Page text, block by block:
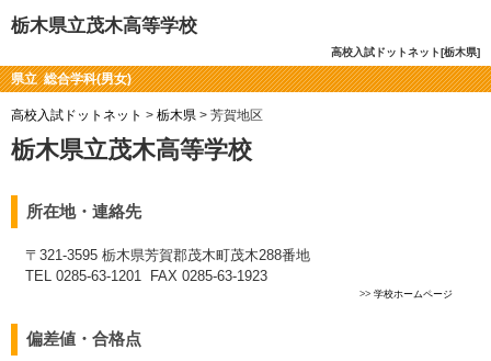
栃木県立茂木高等学校
高校入試ドットネット[栃木県]
県立 総合学科(男女)
高校入試ドットネット > 栃木県 > 芳賀地区
栃木県立茂木高等学校
所在地・連絡先
〒321-3595 栃木県芳賀郡茂木町茂木288番地
TEL 0285-63-1201 FAX 0285-63-1923
>>学校ホームページ
偏差値・合格点